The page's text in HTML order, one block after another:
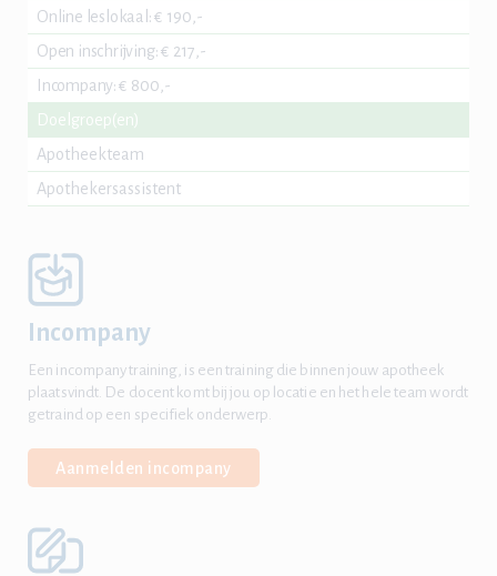
Online leslokaal :€ 190,-
Open inschrijving:€ 217,-
Incompany: € 800,-
Doelgroep(en)
Apotheekteam
Apothekersassistent
Incompany
Een incompany training, is een training die binnen jouw apotheek
plaatsvindt. De docent komt bij jou op locatie en het hele team wordt
getraind op een specifiek onderwerp.
Aanmelden incompany